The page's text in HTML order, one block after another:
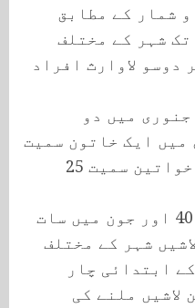
شمار کے مطابق
شہر کے مختلف
دوسو لاوارث افراد
میں دو
33، فروری میں ایک خاتون سمیت
24، جبکہ مارچ میں تین خواتین سمیت 25
اپریل میں 30، مئی میں 40 اور جون میں سات
48 لاوارث لاشیں شہر کے مختلف
ابتدائی چار
لاشیں ملنے کی